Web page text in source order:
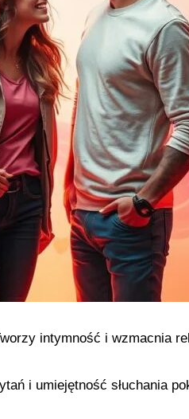
intymność i wzmacnia
i umiejętność słuchania